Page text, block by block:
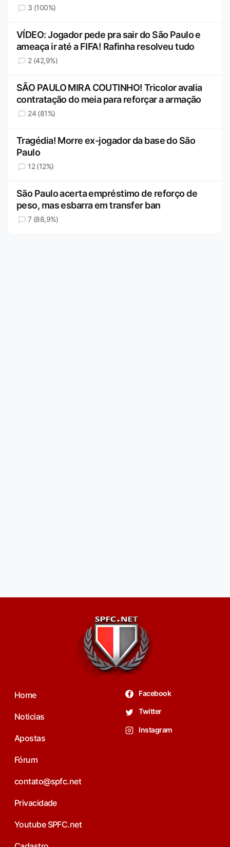
3 (100%)
VÍDEO: Jogador pede pra sair do São Paulo e
ameaça ir até a FIFA! Rafinha resolveu tudo
2 (42,9%)
SÃO PAULO MIRA COUTINHO! Tricolor avalia
contratação do meia para reforçar a armação
24 (81%)
Tragédia! Morre ex-jogador da base do São
Paulo
12 (12%)
São Paulo acerta empréstimo de reforço de
peso, mas esbarra em transfer ban
7 (88,9%)
Home
Noticias
Apostas
Fórum
contato@spfc.net
Privacidade
Youtube SPFC.net
Facebook
Twitter
Instagram